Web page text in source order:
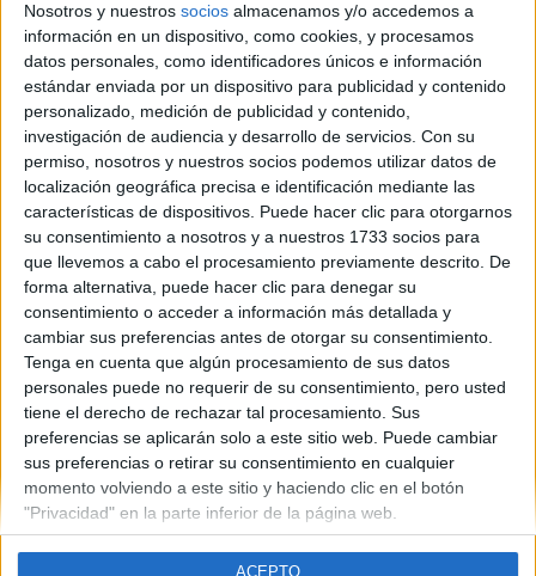
Nosotros y nuestros socios almacenamos y/o accedemos a
información en un dispositivo, como cookies, y procesamos
datos personales, como identificadores únicos e información
estándar enviada por un dispositivo para publicidad y contenido
personalizado, medición de publicidad y contenido,
investigación de audiencia y desarrollo de servicios. Con su
permiso, nosotros y nuestros socios podemos utilizar datos de
localización geográfica precisa e identificación mediante las
características de dispositivos. Puede hacer clic para otorgarnos
su consentimiento a nosotros y a nuestros 1733 socios para
que llevemos a cabo el procesamiento previamente descrito. De
forma alternativa, puede hacer clic para denegar su
consentimiento o acceder a información más detallada y
cambiar sus preferencias antes de otorgar su consentimiento.
Tenga en cuenta que algún procesamiento de sus datos
personales puede no requerir de su consentimiento, pero usted
tiene el derecho de rechazar tal procesamiento. Sus
preferencias se aplicarán solo a este sitio web. Puede cambiar
sus preferencias o retirar su consentimiento en cualquier
momento volviendo a este sitio y haciendo clic en el botón
"Privacidad" en la parte inferior de la página web.
ACEPTO
Comunidad:
Cataluña
Año del examen:
2013
Mes de examen:
Junio
Asignatura:
Alemán
Fichero Examen:
ex-men-selectividad-alem-n-catalu-2013-junio.pdf
Quiénes somos| Contactar| Anúnciate
Aviso legal|Politica de privacidad|Condiciones generales
de cookies
© 2003-2026Compás Mediterráneo S.L.- Diego de León 47 - 28006
Madrid [ESPAÑA] - Tel. +34 91 593 2767